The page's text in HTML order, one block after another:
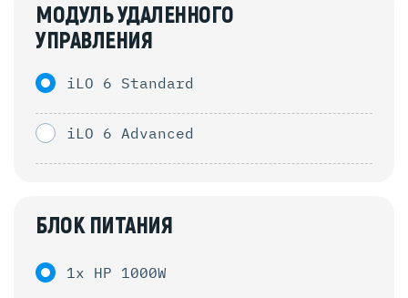
МОДУЛЬ УДАЛЕННОГО
УПРАВЛЕНИЯ
iLO 6 Standard
iLO 6 Advanced
БЛОК ПИТАНИЯ
1x HP 1000W